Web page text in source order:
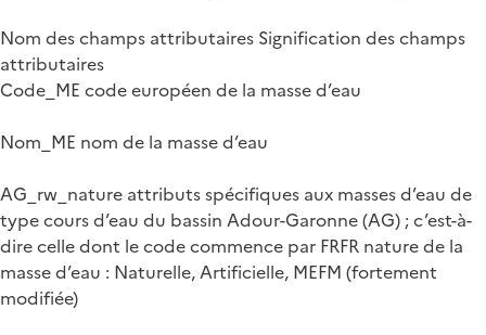
Nom des champs attributaires Signification des champs
attributaires
Code_ME code européen de la masse d’eau
Nom_ME nom de la masse d’eau
AG_rw_nature attributs spécifiques aux masses d’eau de
type cours d’eau du bassin Adour-Garonne (AG) ; c’est-à-
dire celle dont le code commence par FRFR nature de la
masse d’eau : Naturelle, Artificielle, MEFM (fortement
modifiée)